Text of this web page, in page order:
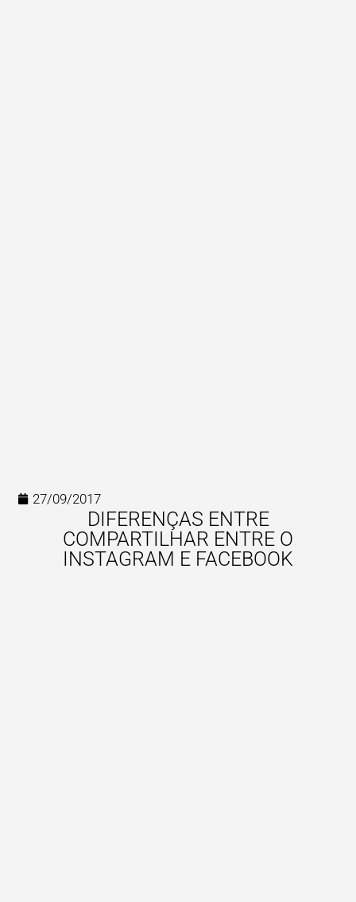
27/09/2017
DIFERENÇAS ENTRE
COMPARTILHAR ENTRE O
INSTAGRAM E FACEBOOK